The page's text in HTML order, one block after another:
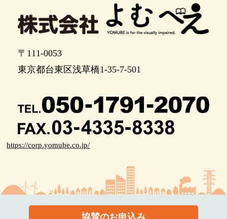
ポイント19
ポイント23
１５メートル先、横断歩道を渡ります。
横断歩道を渡ります。
２０メートル先、横断歩道を渡ります。
横断歩道を渡ります。
〒111-0053
東京都台東区浅草橋1-35-7-501
https://corp.yomube.co.jp/
協賛のお申込み